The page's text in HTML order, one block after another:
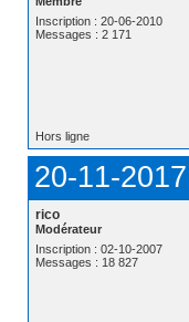
Inscription : 20-06-2010
Messages : 2 171
Hors ligne
20-11-
rico
Modérateur
Inscription : 02-10-2007
Messages : 18 827